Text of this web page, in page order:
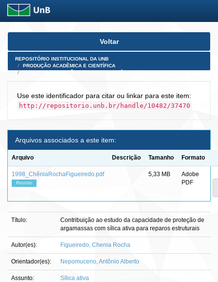
Skip
Voltar
REPOSITÓRIO INSTITUCIONAL DA UNB
PRODUÇÃO ACADÊMICA E CIENTÍFICA
Use este identificador para citar ou linkar para este item:
http://repositorio.unb.br/handle/10482/37470
Arquivos associados a este item:
Arquivo Descrição Tamanho Formato
1998_ChêniaRochaFigueiredo.pdf
Restrito
5,33 MB
Adobe
PDF
Título:
Contribuição ao estudo da capacidade de proteção de
argamassas com sílica ativa para reparos estruturais
Autor(es): Figueiredo, Chenia Rocha
Orientador(es): Nepomuceno, Antônio Alberto
Assunto:
Sílica ativa